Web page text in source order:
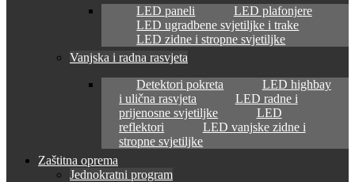
LED paneli
LED plafonjere
LED ugradbene svjetiljke i trake
LED zidne i stropne svjetiljke
Vanjska i radna rasvjeta
Detektori pokreta
LED highbay
i ulična rasvjeta
LED radne i
prijenosne svjetiljke
LED
reflektori
LED vanjske zidne i
stropne svjetiljke
Zaštitna oprema
Jednokratni program